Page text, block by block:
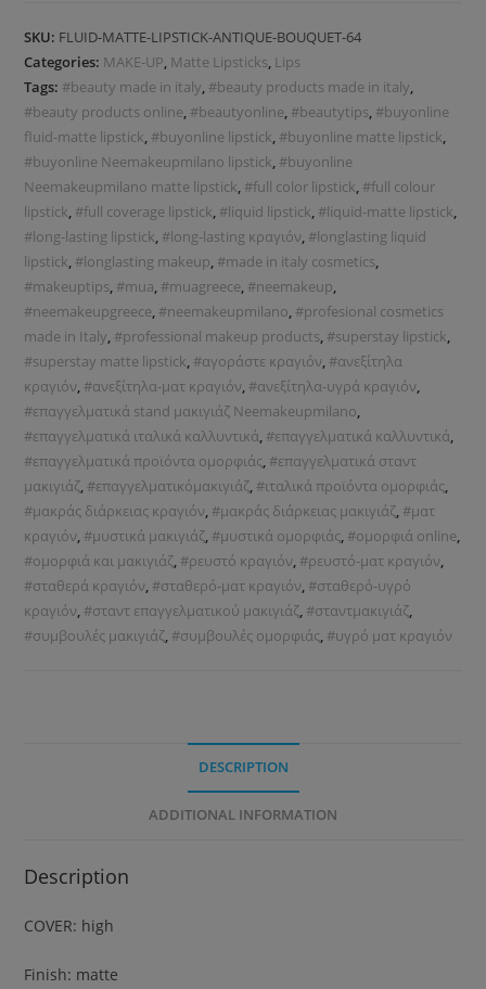
SKU: FLUID-MATTE-LIPSTICK-ANTIQUE-BOUQUET-64
Categories: MAKE-UP, Matte Lipsticks, Lips
Tags: #beauty made in italy, #beauty products made in italy,
#beauty products online, #beautyonline, #beautytips, #buyonline
fluid-matte lipstick, #buyonline lipstick, #buyonline matte lipstick,
#buyonline Neemakeupmilano lipstick, #buyonline
Neemakeupmilano matte lipstick, #full color lipstick, #full colour
lipstick, #full coverage lipstick, #liquid lipstick, #liquid-matte lipstick,
#long-lasting lipstick, #long-lasting κραγιόν, #longlasting liquid
lipstick, #longlasting makeup, #made in italy cosmetics,
#makeuptips, #mua, #muagreece, #neemakeup,
#neemakeupgreece, #neemakeupmilano, #profesional cosmetics
made in Italy, #professional makeup products, #superstay lipstick,
#superstay matte lipstick, #αγοράστε κραγιόν, #ανεξίτηλα
κραγιόν, #ανεξίτηλα-ματ κραγιόν, #ανεξίτηλα-υγρά κραγιόν,
#επαγγελματικά stand μακιγιάζ Neemakeupmilano,
#επαγγελματικά ιταλικά καλλυντικά, #επαγγελματικά καλλυντικά,
#επαγγελματικά προϊόντα ομορφιάς, #επαγγελματικά σταντ
μακιγιάζ, #επαγγελματικόμακιγιάζ, #ιταλικά προϊόντα ομορφιάς,
#μακράς διάρκειας κραγιόν, #μακράς διάρκειας μακιγιάζ, #ματ
κραγιόν, #μυστικά μακιγιάζ, #μυστικά ομορφιάς, #ομορφιά online,
#ομορφιά και μακιγιάζ, #ρευστό κραγιόν, #ρευστό-ματ κραγιόν,
#σταθερά κραγιόν, #σταθερό-ματ κραγιόν, #σταθερό-υγρό
κραγιόν, #σταντ επαγγελματικού μακιγιάζ, #σταντμακιγιάζ,
#συμβουλές μακιγιάζ, #συμβουλές ομορφιάς, #υγρό ματ κραγιόν
DESCRIPTION
ADDITIONAL INFORMATION
Description
COVER: high
Finish: matte